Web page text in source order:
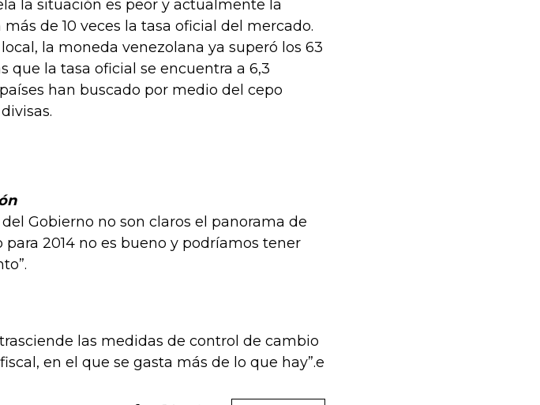
la situación es peor y actualmente la
de 10 veces la tasa oficial del mercado.
la moneda venezolana ya superó los 63
que la tasa oficial se encuentra a 6,3
han buscado por medio del cepo
Gobierno no son claros el panorama de
2014 no es bueno y podríamos tener
las medidas de control de cambio
en el que se gasta más de lo que hay”.e